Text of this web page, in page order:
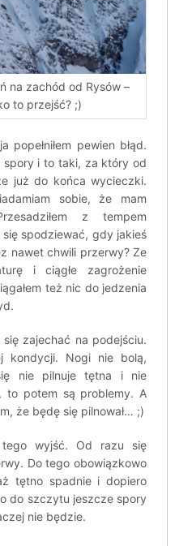
na zachód od Rysów –
to przejść? ;)
pewien błąd.
spory i to taki, za który od
już do końca wycieczki.
sobie, że mam
z tempem
spodziewać, gdy jakieś
nawet chwili przerwy? Ze
i ciągłe zagrożenie
też nic do jedzenia
zajechać na podejściu.
kondycji. Nogi nie bolą,
nie pilnuje tętna i nie
to potem są problemy. A
że będę się pilnował… ;)
wyjść. Od razu się
Do tego obowiązkowo
tętno spadnie i dopiero
do szczytu jeszcze spory
nie będzie.